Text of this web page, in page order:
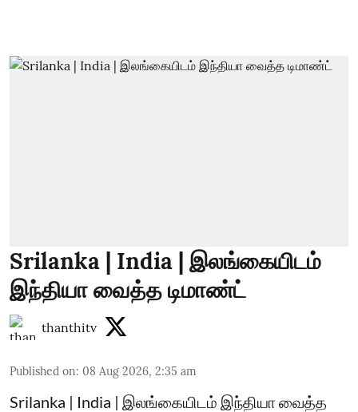
Srilanka | India | இலங்கையிடம்
இந்தியா வைத்த டிமாண்ட்
thanthitv
Published on: 08 Aug 2026, 2:35 am
Srilanka | India | இலங்கையிடம் இந்தியா வைத்த